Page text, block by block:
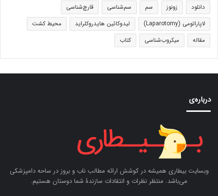
دانلود
زونوز سم سم‌شناسی
قارچ‌شناسی
لاپاراتومی (Laparotomy)
لیدوکائین هایدروکلراید
محیط کشت
مقاله
میکروب‌شناسی کتاب
درباره‌ی
وبسایت بیطاری همیشه در کوشش ارائه مطالب ناب و بروز در ساحه دامپزشکی
می‌باشد. منتظر نظرات و انتقادات سازندۀ شما دوستان هستیم.